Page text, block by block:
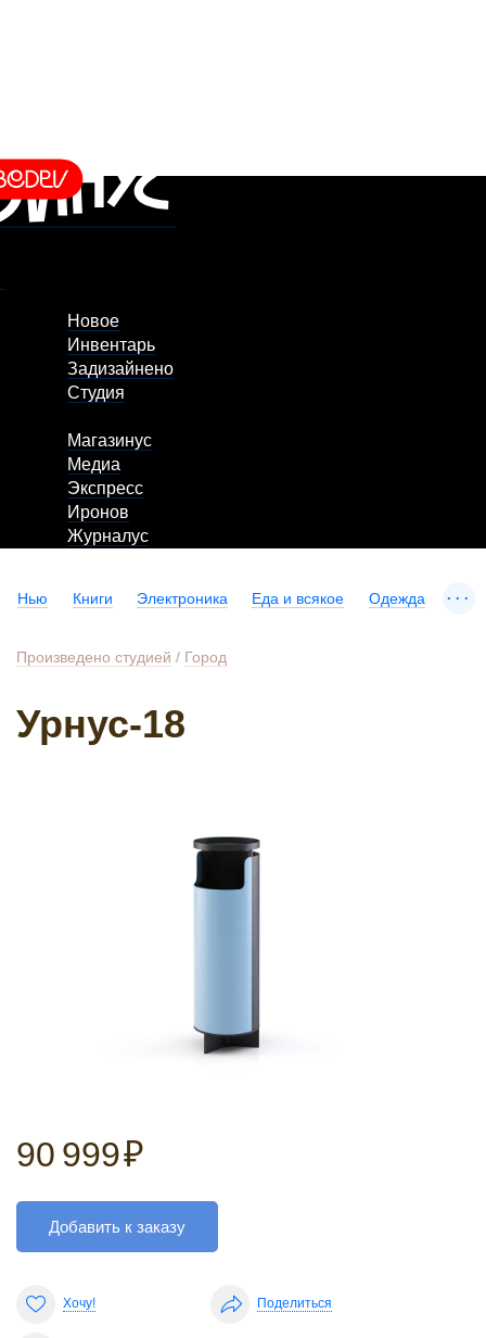
Новое
Инвентарь
Задизайнено
Студия
Магазинус
Медиа
Экспресс
Иронов
Журналус
Нью Книги Электроника Еда и всякое Одежда ...
Произведено студией / Город
Урнус-18
90 999₽
Добавить к заказу
Хочу! Поделиться